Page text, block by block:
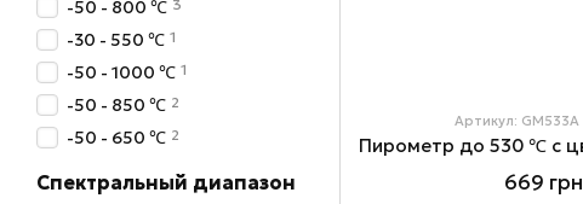
Артикул: GM533A
669 грн
-50 - 800 ℃ 3
-30 - 550 ℃ 1
-50 - 1000 ℃ 1
-50 - 850 ℃ 2
-50 - 650 ℃ 2
Спектральный диапазон